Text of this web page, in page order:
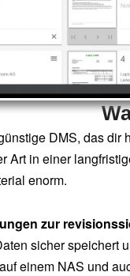
DMS, das
Art in einer
enorm.
zur
sicher
einem NAS und